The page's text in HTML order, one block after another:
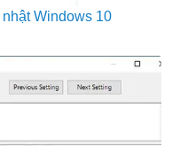
Windows 10